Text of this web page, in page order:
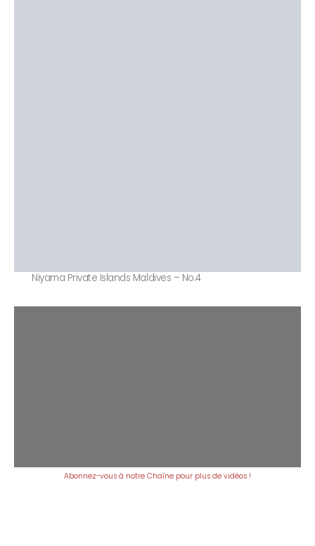
Niyama Private Islands Maldives – No.4
Abonnez-vous à notre Chaîne pour plus de vidéos !